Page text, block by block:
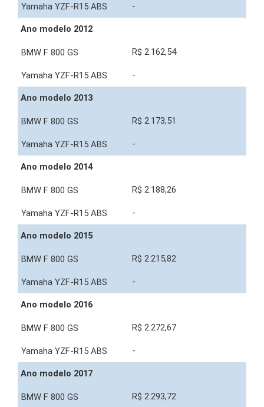
-
Ano modelo 2012
R$ 2.162,54
-
Ano modelo 2013
R$ 2.173,51
-
Ano modelo 2014
R$ 2.188,26
-
Ano modelo 2015
R$ 2.215,82
-
Ano modelo 2016
R$ 2.272,67
-
Ano modelo 2017
R$ 2.293,72